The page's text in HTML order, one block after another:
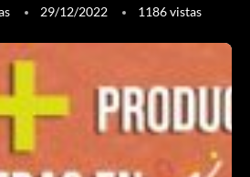
29/12/2022 1186vistas